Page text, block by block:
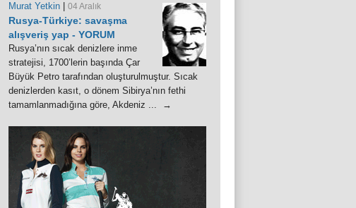
Murat Yetkin
04 Aralık
Rusya-Türkiye: savaşma
alışveriş yap - YORUM
Rusya’nın sıcak denizlere inme
stratejisi, 1700’lerin başında Çar
Büyük Petro tarafından oluşturulmuştur. Sıcak
denizlerden kasıt, o dönem Sibirya’nın fethi
tamamlanmadığına göre, Akdeniz ... →